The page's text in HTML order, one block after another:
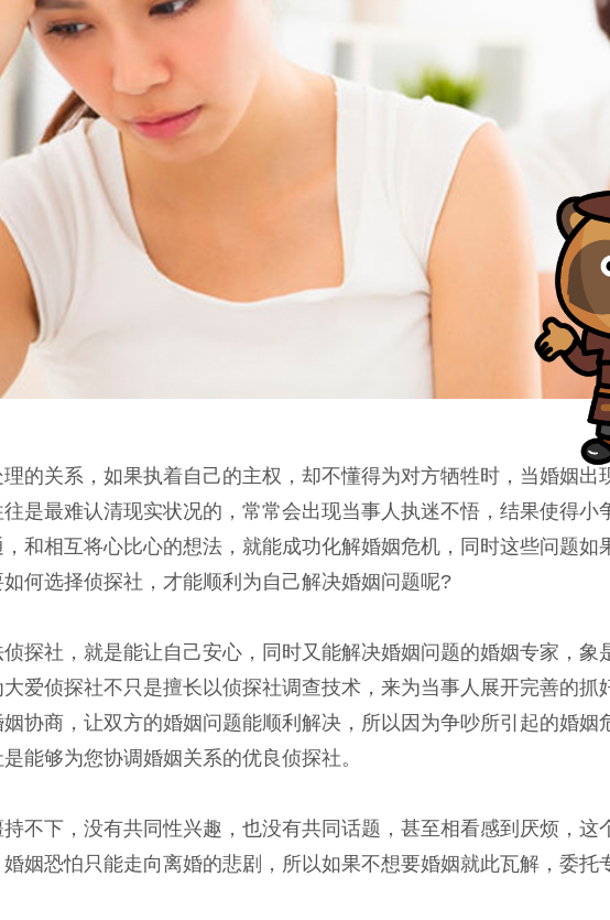
的关系，如果执着自己的主权，却不懂得为对方牺牲时，当婚姻
是最难认清现实状况的，常常会出现当事人执迷不悟，结果使得
和相互将心比心的想法，就能成功化解婚姻危机，同时这些问题
何选择侦探社，才能顺利为自己解决婚姻问题呢?
探社，就是能让自己安心，同时又能解决婚姻问题的婚姻专家，
爱侦探社不只是擅长以侦探社调查技术，来为当事人展开完善的
协商，让双方的婚姻问题能顺利解决，所以因为争吵所引起的婚
能够为您协调婚姻关系的优良侦探社。
不下，没有共同性兴趣，也没有共同话题，甚至相看感到厌烦，
姻恐怕只能走向离婚的悲剧，所以如果不想要婚姻就此瓦解，委托